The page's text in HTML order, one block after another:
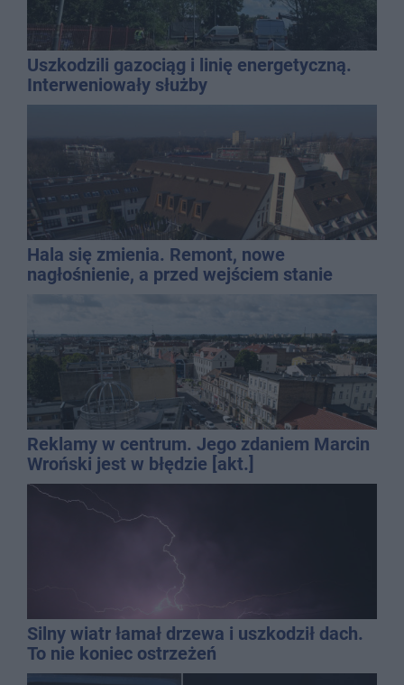
Uszkodzili gazociąg i linię energetyczną.
Interweniowały służby
Hala się zmienia. Remont, nowe
nagłośnienie, a przed wejściem stanie
Reklamy w centrum. Jego zdaniem Marcin
Wroński jest w błędzie [akt.]
Silny wiatr łamał drzewa i uszkodził dach.
To nie koniec ostrzeżeń